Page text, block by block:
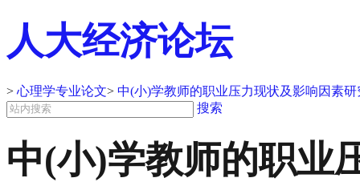
人大经济论坛
> 心理学专业论文> 中(小)学教师的职业压力现状及影响因素
搜索
中(小)学教师的职业